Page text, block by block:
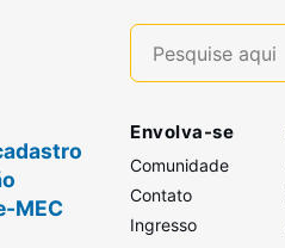
MEC
Envolva-se
Comunidade
Contato
Ingresso